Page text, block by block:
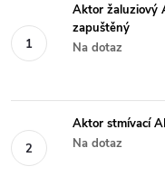
Aktor žaluziový
zapuštěný
Na dotaz
Aktor stmívací
Na dotaz